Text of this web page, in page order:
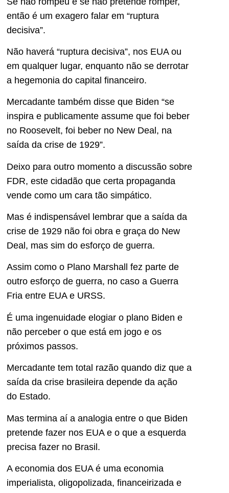
então é um exagero falar em “ruptura
decisiva”.
Não haverá “ruptura decisiva”, nos EUA ou
em qualquer lugar, enquanto não se derrotar
a hegemonia do capital financeiro.
Mercadante também disse que Biden “se
inspira e publicamente assume que foi beber
no Roosevelt, foi beber no New Deal, na
saída da crise de 1929”.
Deixo para outro momento a discussão sobre
FDR, este cidadão que certa propaganda
vende como um cara tão simpático.
Mas é indispensável lembrar que a saída da
crise de 1929 não foi obra e graça do New
Deal, mas sim do esforço de guerra.
Assim como o Plano Marshall fez parte de
outro esforço de guerra, no caso a Guerra
Fria entre EUA e URSS.
É uma ingenuidade elogiar o plano Biden e
não perceber o que está em jogo e os
próximos passos.
Mercadante tem total razão quando diz que a
saída da crise brasileira depende da ação
do Estado.
Mas termina aí a analogia entre o que Biden
pretende fazer nos EUA e o que a esquerda
precisa fazer no Brasil.
A economia dos EUA é uma economia
imperialista, oligopolizada, financeirizada e